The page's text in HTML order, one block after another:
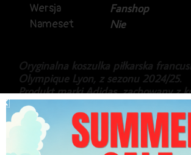
Wersja
Fanshop
Nameset
Nie
Oryginalna koszulka piłkarska
Olympique Lyon, z sezonu 2024/25.
Produkt marki Adidas, zachowany z
metek producenta.
Koszulka w rozmiarze dziecięcym
16 lat, oraz wzrost 176cm.